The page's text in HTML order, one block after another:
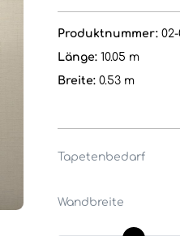
Produktnummer: 02-
Länge: 10.05 m
Breite: 0.53 m
Tapetenbedarf
Wandbreite